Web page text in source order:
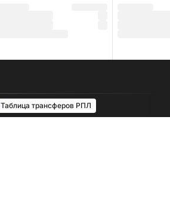
Таблица трансферов РПЛ